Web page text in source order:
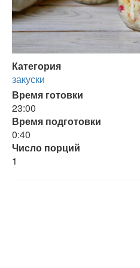
Категория
закуски
Время готовки
23:00
Время подготовки
0:40
Число порций
1